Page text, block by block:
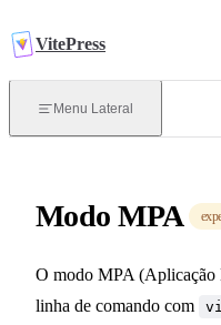
VitePress
Menu Lateral
Iniciando
Roteamento
Modo MPA
O modo MPA (Aplicação
linha de comando com